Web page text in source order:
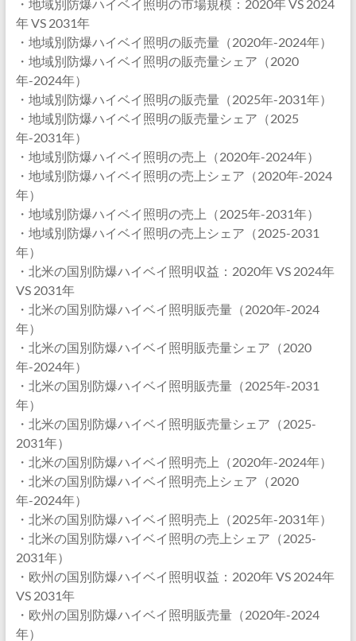
・地域別防爆ハイベイ照明の市場規模：2020年 VS 2024
年 VS 2031年
・地域別防爆ハイベイ照明の販売量（2020年-2024年）
・地域別防爆ハイベイ照明の販売量シェア（2020
年-2024年）
・地域別防爆ハイベイ照明の販売量（2025年-2031年）
・地域別防爆ハイベイ照明の販売量シェア（2025
年-2031年）
・地域別防爆ハイベイ照明の売上（2020年-2024年）
・地域別防爆ハイベイ照明の売上シェア（2020年-2024
年）
・地域別防爆ハイベイ照明の売上（2025年-2031年）
・地域別防爆ハイベイ照明の売上シェア（2025-2031
年）
・北米の国別防爆ハイベイ照明収益：2020年 VS 2024年
VS 2031年
・北米の国別防爆ハイベイ照明販売量（2020年-2024
年）
・北米の国別防爆ハイベイ照明販売量シェア（2020
年-2024年）
・北米の国別防爆ハイベイ照明販売量（2025年-2031
年）
・北米の国別防爆ハイベイ照明販売量シェア（2025-
2031年）
・北米の国別防爆ハイベイ照明売上（2020年-2024年）
・北米の国別防爆ハイベイ照明売上シェア（2020
年-2024年）
・北米の国別防爆ハイベイ照明売上（2025年-2031年）
・北米の国別防爆ハイベイ照明の売上シェア（2025-
2031年）
・欧州の国別防爆ハイベイ照明収益：2020年 VS 2024年
VS 2031年
・欧州の国別防爆ハイベイ照明販売量（2020年-2024
年）